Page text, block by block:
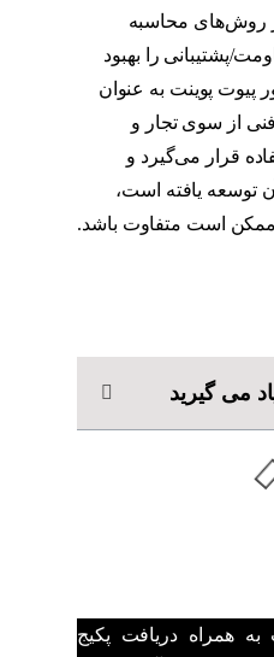
روش‌های محاسبه
پشتیبانی را بهبود
پیوت پوینت به عنوان
از سوی تجار و
قرار می‌گیرد و
توسعه یافته است،
است متفاوت باشد.
می گیرید
همراه دریافت پکیج